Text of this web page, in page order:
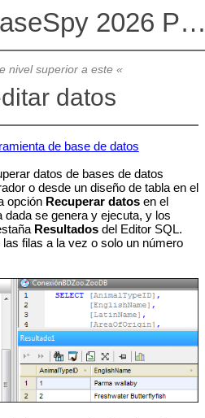
Altova DatabaseSpy 2026
nivel superior a este «
datos
de base de datos
datos de bases de datos
o desde un diseño de tabla en el
opción Recuperar datosen el
se genera y ejecuta, y los
Resultadosdel Editor SQL.
filas a la vez o solo un número